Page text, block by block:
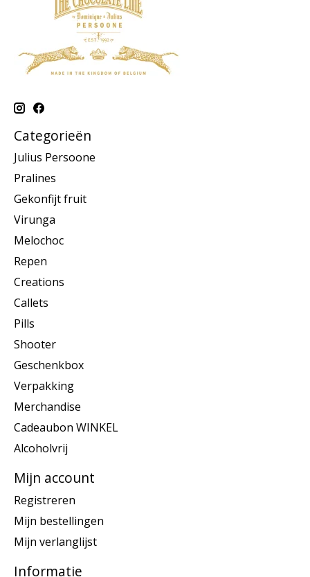
Categorieën
Julius Persoone
Pralines
Gekonfijt fruit
Virunga
Melochoc
Repen
Creations
Callets
Pills
Shooter
Geschenkbox
Verpakking
Merchandise
Cadeaubon WINKEL
Alcoholvrij
Mijn account
Registreren
Mijn bestellingen
Mijn verlanglijst
Informatie